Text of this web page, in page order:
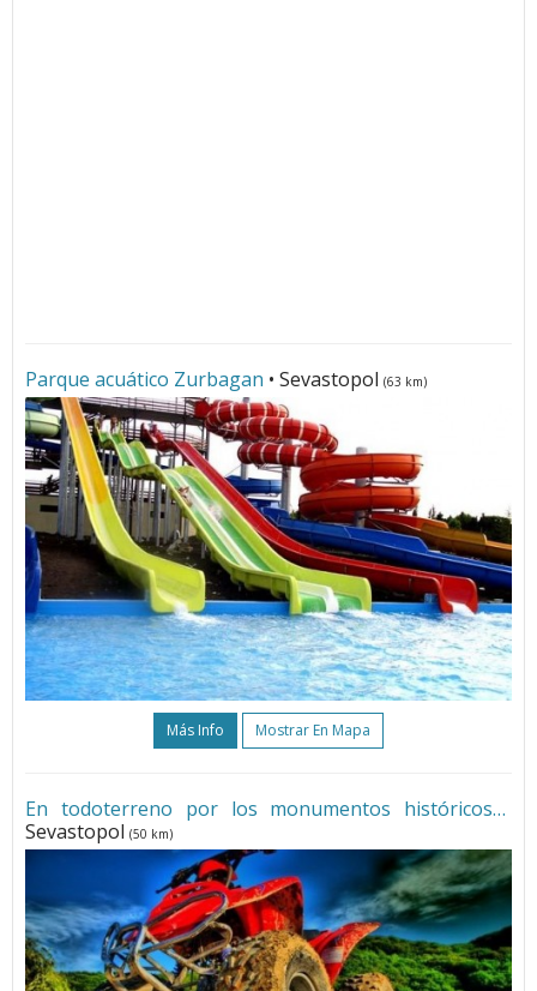
Parque acuático Zurbagan • Sevastopol (63 km)
Más Info Mostrar En Mapa
En todoterreno por los monumentos históricos
Sevastopol (50 km)